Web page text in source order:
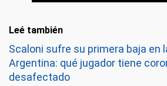
Leé también
Scaloni sufre su primera baja en
Argentina: qué jugador tiene
desafectado